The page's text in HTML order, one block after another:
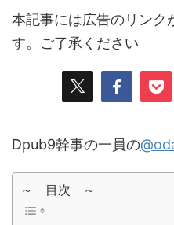
本記事には広告のリンク
す。ご了承ください
Dpub9幹事の一員の
～ 目次 ～